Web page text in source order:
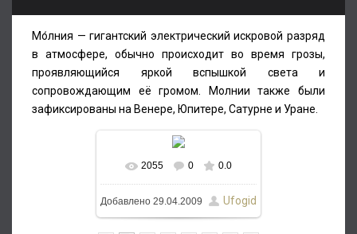
Мо́лния — гигантский электрический искровой разряд
в атмосфере, обычно происходит во время грозы,
проявляющийся яркой вспышкой света и
сопровождающим её громом. Молнии также были
зафиксированы на Венере, Юпитере, Сатурне и Уране.
2055 0 0.0
Добавлено 29.04.2009 Ufogid